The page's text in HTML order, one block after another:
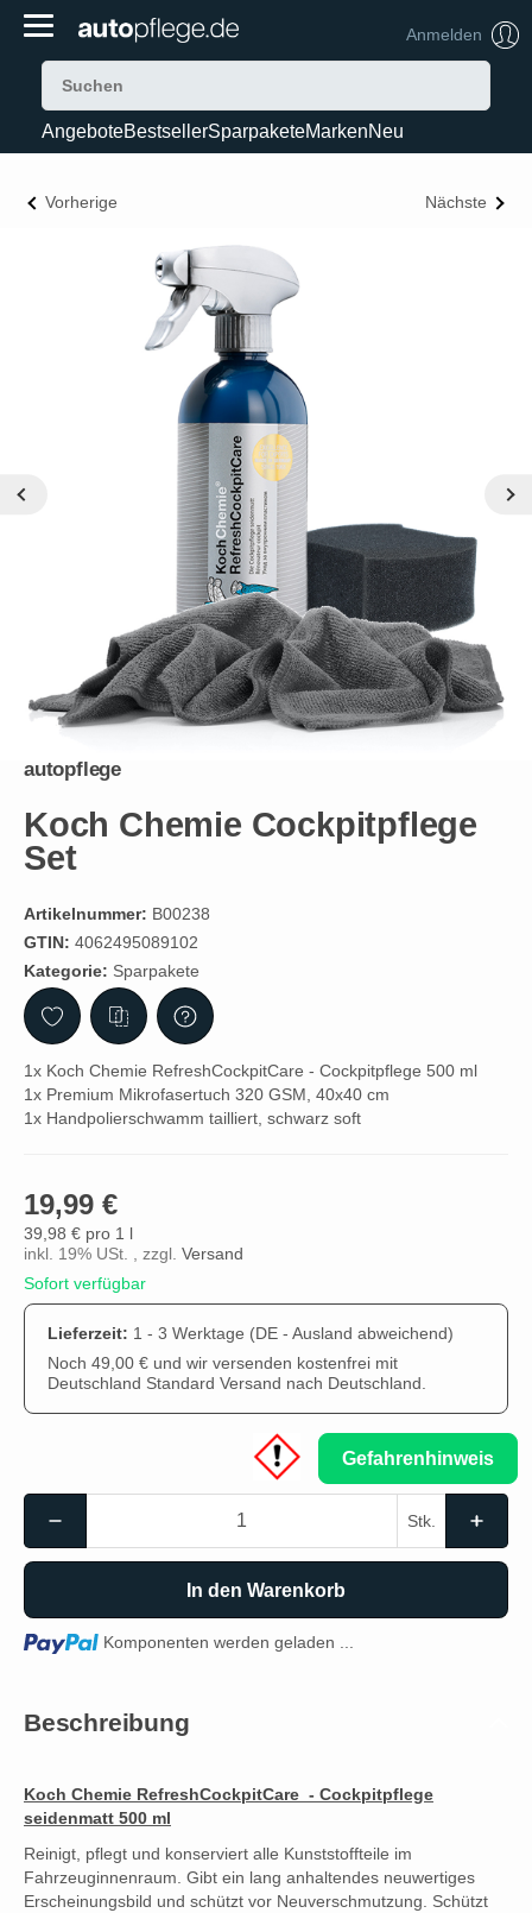
Anmelden
AngeboteBestsellerSparpaketeMarkenNeu
Vorherige Nächste
autopflege
Koch Chemie Cockpitpflege
Set
Artikelnummer: B00238
GTIN: 4062495089102
Kategorie: Sparpakete
1x Koch Chemie RefreshCockpitCare - Cockpitpflege 500 ml
1x Premium Mikrofasertuch 320 GSM, 40x40 cm
1x Handpolierschwamm tailliert, schwarz soft
19,99 €
39,98 € pro 1 l
inkl. 19% USt. , zzgl. Versand
Sofort verfügbar
Lieferzeit: 1 - 3 Werktage (DE - Ausland abweichend)
Noch 49,00 € und wir versenden kostenfrei mit
Deutschland Standard Versand nach Deutschland.
Gefahrenhinweis
Stk.
In den Warenkorb
Loading... Komponenten werden geladen ...
Beschreibung
Koch Chemie RefreshCockpitCare - Cockpitpflege
seidenmatt 500 ml
Reinigt, pflegt und konserviert alle Kunststoffteile im
Fahrzeuginnenraum. Gibt ein lang anhaltendes neuwertiges
Erscheinungsbild und schützt vor Neuverschmutzung. Schützt